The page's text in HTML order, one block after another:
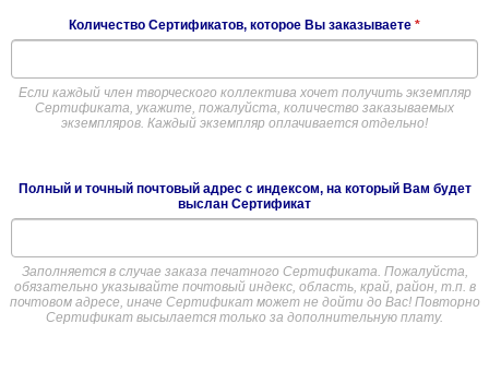
Количество Сертификатов, которое Вы заказываете *
Если каждый член творческого коллектива хочет получить экземпляр
Сертификата, укажите, пожалуйста, количество заказываемых
экземпляров. Каждый экземпляр оплачивается отдельно!
Полный и точный почтовый адрес с индексом, на который Вам будет
выслан Сертификат
Заполняется в случае заказа печатного Сертификата. Пожалуйста,
обязательно указывайте почтовый индекс, область, край, район, т.п. в
почтовом адресе, иначе Сертификат может не дойти до Вас! Повторно
Сертификат высылается только за дополнительную плату.